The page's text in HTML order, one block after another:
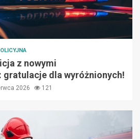
z nowymi
dla wyróżnionych!
2026 121